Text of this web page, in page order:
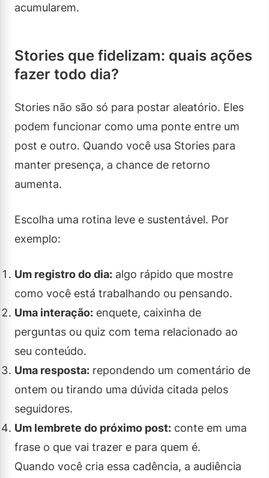
acumularem.
Stories que fidelizam: quais ações
fazer todo dia?
Stories não são só para postar aleatório. Eles
podem funcionar como uma ponte entre um
post e outro. Quando você usa Stories para
manter presença, a chance de retorno
aumenta.
Escolha uma rotina leve e sustentável. Por
exemplo:
Um registro do dia: algo rápido que mostre
como você está trabalhando ou pensando.
Uma interação: enquete, caixinha de
perguntas ou quiz com tema relacionado ao
seu conteúdo.
Uma resposta: repondendo um comentário de
ontem ou tirando uma dúvida citada pelos
seguidores.
Um lembrete do próximo post: conte em uma
frase o que vai trazer e para quem é.
Quando você cria essa cadência, a audiência